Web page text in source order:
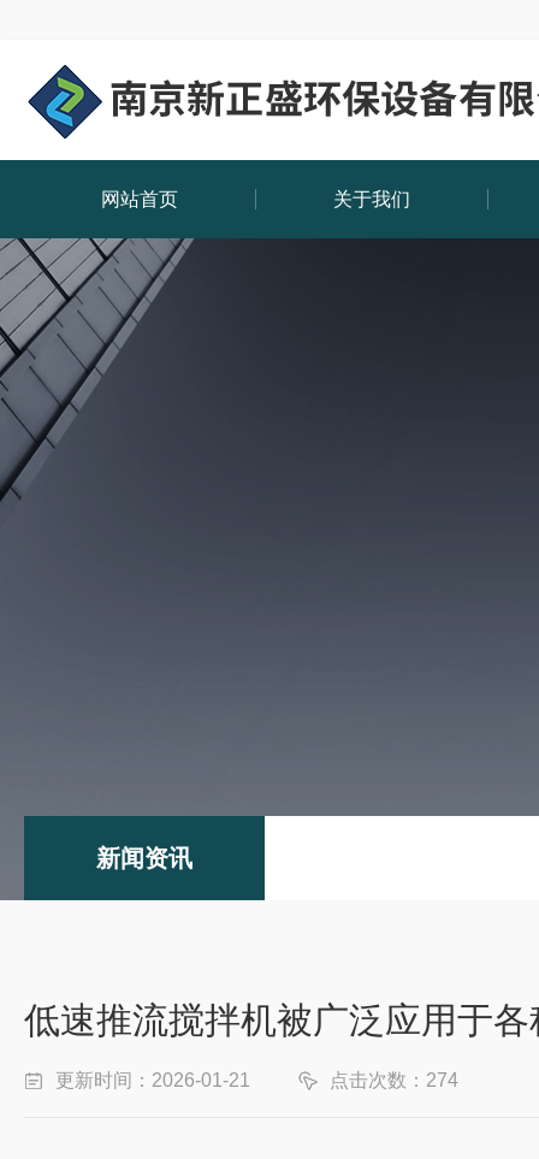
网站首页 关于我们
新闻资讯
低速推流搅拌机被广泛应用于
更新时间：2026-01-21 点击次数：274